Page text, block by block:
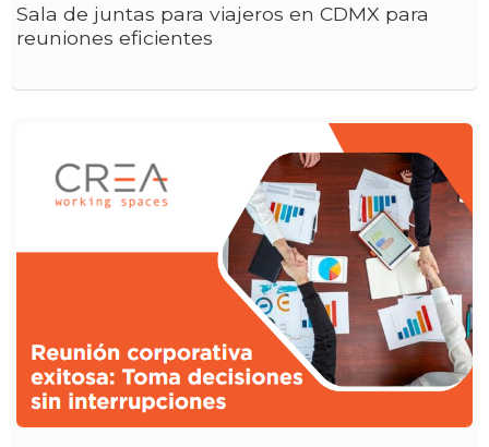
Sala de juntas para viajeros en CDMX para
reuniones eficientes